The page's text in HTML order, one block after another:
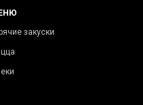
закуски